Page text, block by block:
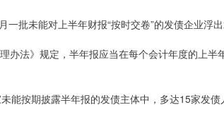
批未能对上半年财报“按时交卷”的发债企业浮出
办法》规定，半年报应当在每个会计年度的上
能按期披露半年报的发债主体中，多达15家发